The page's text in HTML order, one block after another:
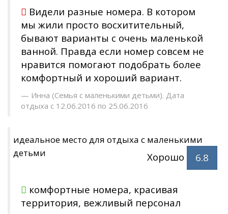
Видели разные номера. В котором
мы жили просто восхитительный,
бывают варианты с очень маленькой
ванной. Правда если номер совсем не
нравится помогают подобрать более
комфортный и хороший вариант.
Инна (Семья с маленькими детьми). Дата
отдыха с 12.06.2016 по 25.06.2016
идеальное место для отдыха с маленькими
детьми
Хорошо 6.8
комфортные номера, красивая
территория, вежливый персонал